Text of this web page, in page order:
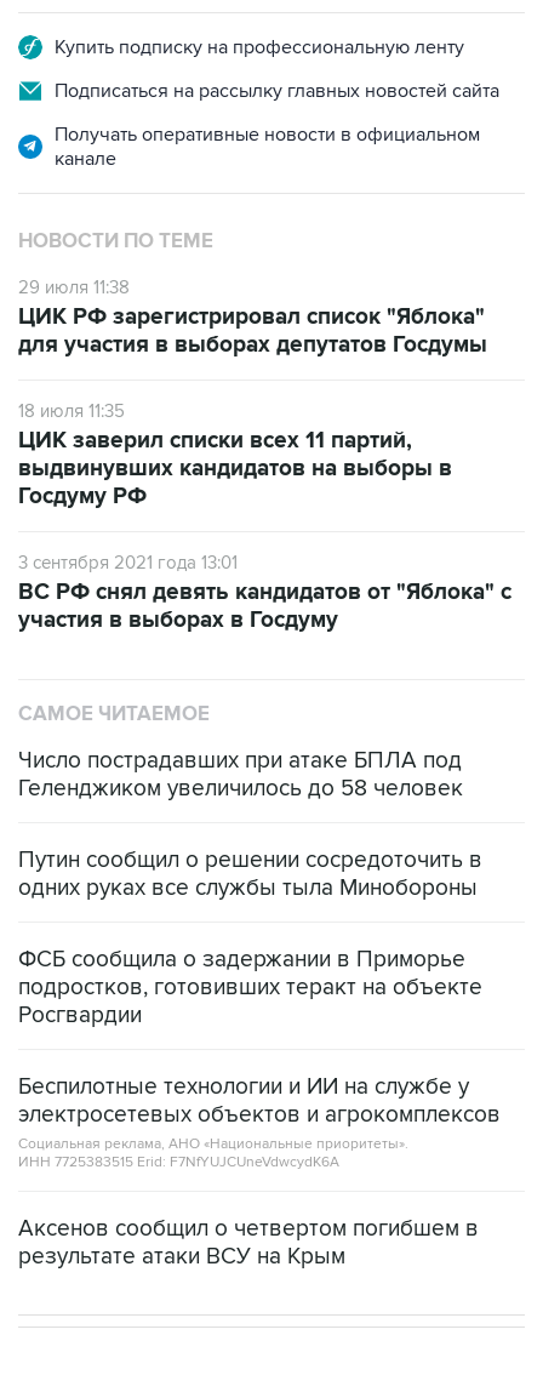
Купить подписку на профессиональную ленту
Подписаться на рассылку главных новостей сайта
Получать оперативные новости в официальном
канале
НОВОСТИ ПО ТЕМЕ
29 июля 11:38
ЦИК РФ зарегистрировал список "Яблока"
для участия в выборах депутатов Госдумы
18 июля 11:35
ЦИК заверил списки всех 11 партий,
выдвинувших кандидатов на выборы в
Госдуму РФ
3 сентября 2021 года 13:01
ВС РФ снял девять кандидатов от "Яблока" с
участия в выборах в Госдуму
САМОЕ ЧИТАЕМОЕ
Число пострадавших при атаке БПЛА под
Геленджиком увеличилось до 58 человек
Путин сообщил о решении сосредоточить в
одних руках все службы тыла Минобороны
ФСБ сообщила о задержании в Приморье
подростков, готовивших теракт на объекте
Росгвардии
Беспилотные технологии и ИИ на службе у
электросетевых объектов и агрокомплексов
Социальная реклама, АНО «Национальные приоритеты».
ИНН 7725383515 Erid: F7NfYUJCUneVdwcydK6A
Аксенов сообщил о четвертом погибшем в
результате атаки ВСУ на Крым